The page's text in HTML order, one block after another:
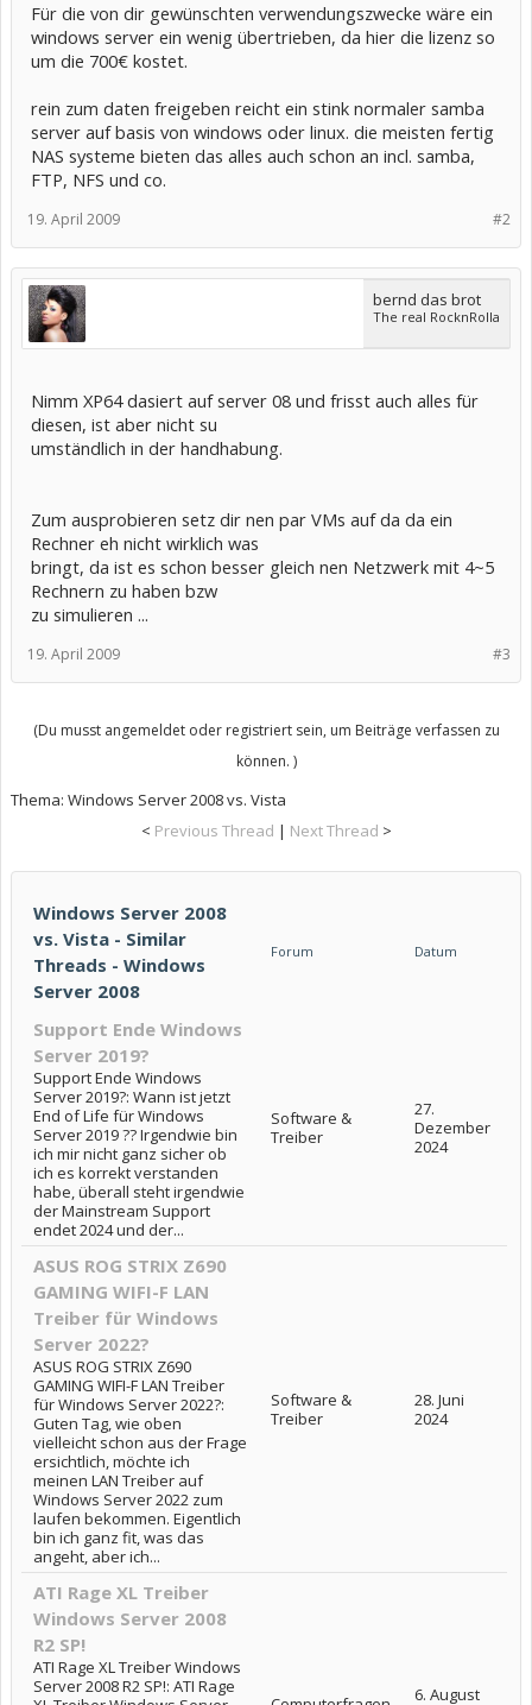
Für die von dir gewünschten verwendungszwecke wäre ein
windows server ein wenig übertrieben, da hier die lizenz so
um die 700€ kostet.
rein zum daten freigeben reicht ein stink normaler samba
server auf basis von windows oder linux. die meisten fertig
NAS systeme bieten das alles auch schon an incl. samba,
FTP, NFS und co.
#2
19. April 2009
bernd das brot
The real RocknRolla
Nimm XP64 dasiert auf server 08 und frisst auch alles für
diesen, ist aber nicht su
umständlich in der handhabung.
Zum ausprobieren setz dir nen par VMs auf da da ein
Rechner eh nicht wirklich was
bringt, da ist es schon besser gleich nen Netzwerk mit 4~5
Rechnern zu haben bzw
zu simulieren ...
#3
19. April 2009
(Du musst angemeldet oder registriert sein, um Beiträge verfassen zu
können. )
Thema: Windows Server 2008 vs. Vista
< Previous Thread | Next Thread >
Windows Server 2008
vs. Vista - Similar
Threads - Windows
Server 2008
Forum Datum
Support Ende Windows
Server 2019?
Support Ende Windows
Server 2019?: Wann ist jetzt
End of Life für Windows
Server 2019 ?? Irgendwie bin
ich mir nicht ganz sicher ob
ich es korrekt verstanden
habe, überall steht irgendwie
der Mainstream Support
endet 2024 und der...
Software &
Treiber
27.
Dezember
2024
ASUS ROG STRIX Z690
GAMING WIFI-F LAN
Treiber für Windows
Server 2022?
ASUS ROG STRIX Z690
GAMING WIFI-F LAN Treiber
für Windows Server 2022?:
Guten Tag, wie oben
vielleicht schon aus der Frage
ersichtlich, möchte ich
meinen LAN Treiber auf
Windows Server 2022 zum
laufen bekommen. Eigentlich
bin ich ganz fit, was das
angeht, aber ich...
Software &
Treiber
28. Juni
2024
ATI Rage XL Treiber
Windows Server 2008
R2 SP!
ATI Rage XL Treiber Windows
Server 2008 R2 SP!: ATI Rage
6. August